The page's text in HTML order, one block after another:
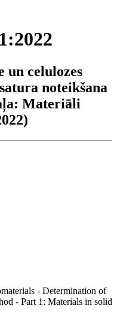
un celulozes
noteikšana
Materiāli
- Determination of
- Part 1: Materials in solid